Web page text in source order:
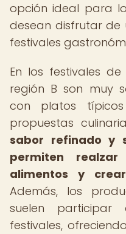
opción ideal para
desean disfrutar de
festivales
En los festivales
región B son muy
con platos
propuestas
sabor refinado y
permiten
alimentos y
Además, los
suelen participar
festivales,